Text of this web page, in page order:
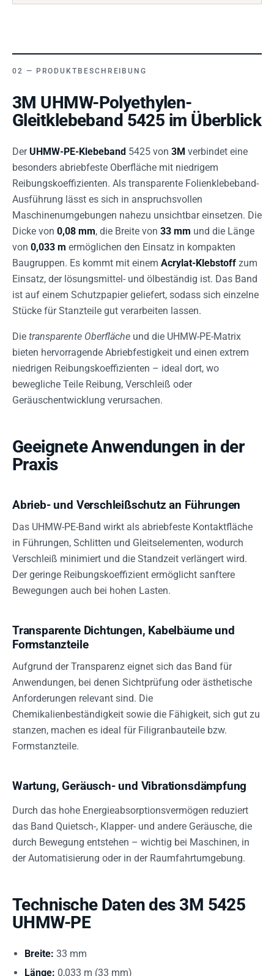
PRODUKTBESCHREIBUNG
3M UHMW-Polyethylen-
Gleitklebeband 5425 im Überblick
Der UHMW-PE-Klebeband 5425 von 3M verbindet eine
besonders abriebfeste Oberfläche mit niedrigem
Reibungskoeffizienten. Als transparente Folienklebeband-
Ausführung lässt es sich in anspruchsvollen
Maschinenumgebungen nahezu unsichtbar einsetzen. Die
Dicke von 0,08 mm, die Breite von 33 mm und die Länge
von 0,033 m ermöglichen den Einsatz in kompakten
Baugruppen. Es kommt mit einem Acrylat-Klebstoff zum
Einsatz, der lösungsmittel- und ölbeständig ist. Das Band
ist auf einem Schutzpapier geliefert, sodass sich einzelne
Stücke für Stanzteile gut verarbeiten lassen.
Die transparente Oberfläche und die UHMW-PE-Matrix
bieten hervorragende Abriebfestigkeit und einen extrem
niedrigen Reibungskoeffizienten – ideal dort, wo
bewegliche Teile Reibung, Verschleiß oder
Geräuschentwicklung verursachen.
Geeignete Anwendungen in der
Praxis
Abrieb- und Verschleißschutz an Führungen
Das UHMW-PE-Band wirkt als abriebfeste Kontaktfläche
in Führungen, Schlitten und Gleitselementen, wodurch
Verschleiß minimiert und die Standzeit verlängert wird.
Der geringe Reibungskoeffizient ermöglicht sanftere
Bewegungen auch bei hohen Lasten.
Transparente Dichtungen, Kabelbäume und
Formstanzteile
Aufgrund der Transparenz eignet sich das Band für
Anwendungen, bei denen Sichtprüfung oder ästhetische
Anforderungen relevant sind. Die
Chemikalienbeständigkeit sowie die Fähigkeit, sich gut zu
stanzen, machen es ideal für Filigranbauteile bzw.
Formstanzteile.
Wartung, Geräusch- und Vibrationsdämpfung
Durch das hohe Energieabsorptionsvermögen reduziert
das Band Quietsch-, Klapper- und andere Geräusche, die
durch Bewegung entstehen – wichtig bei Maschinen, in
der Automatisierung oder in der Raumfahrtumgebung.
Technische Daten des 3M 5425
UHMW-PE
Breite: 33 mm
Länge: 0,033 m (33 mm)